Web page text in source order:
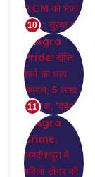
10
11